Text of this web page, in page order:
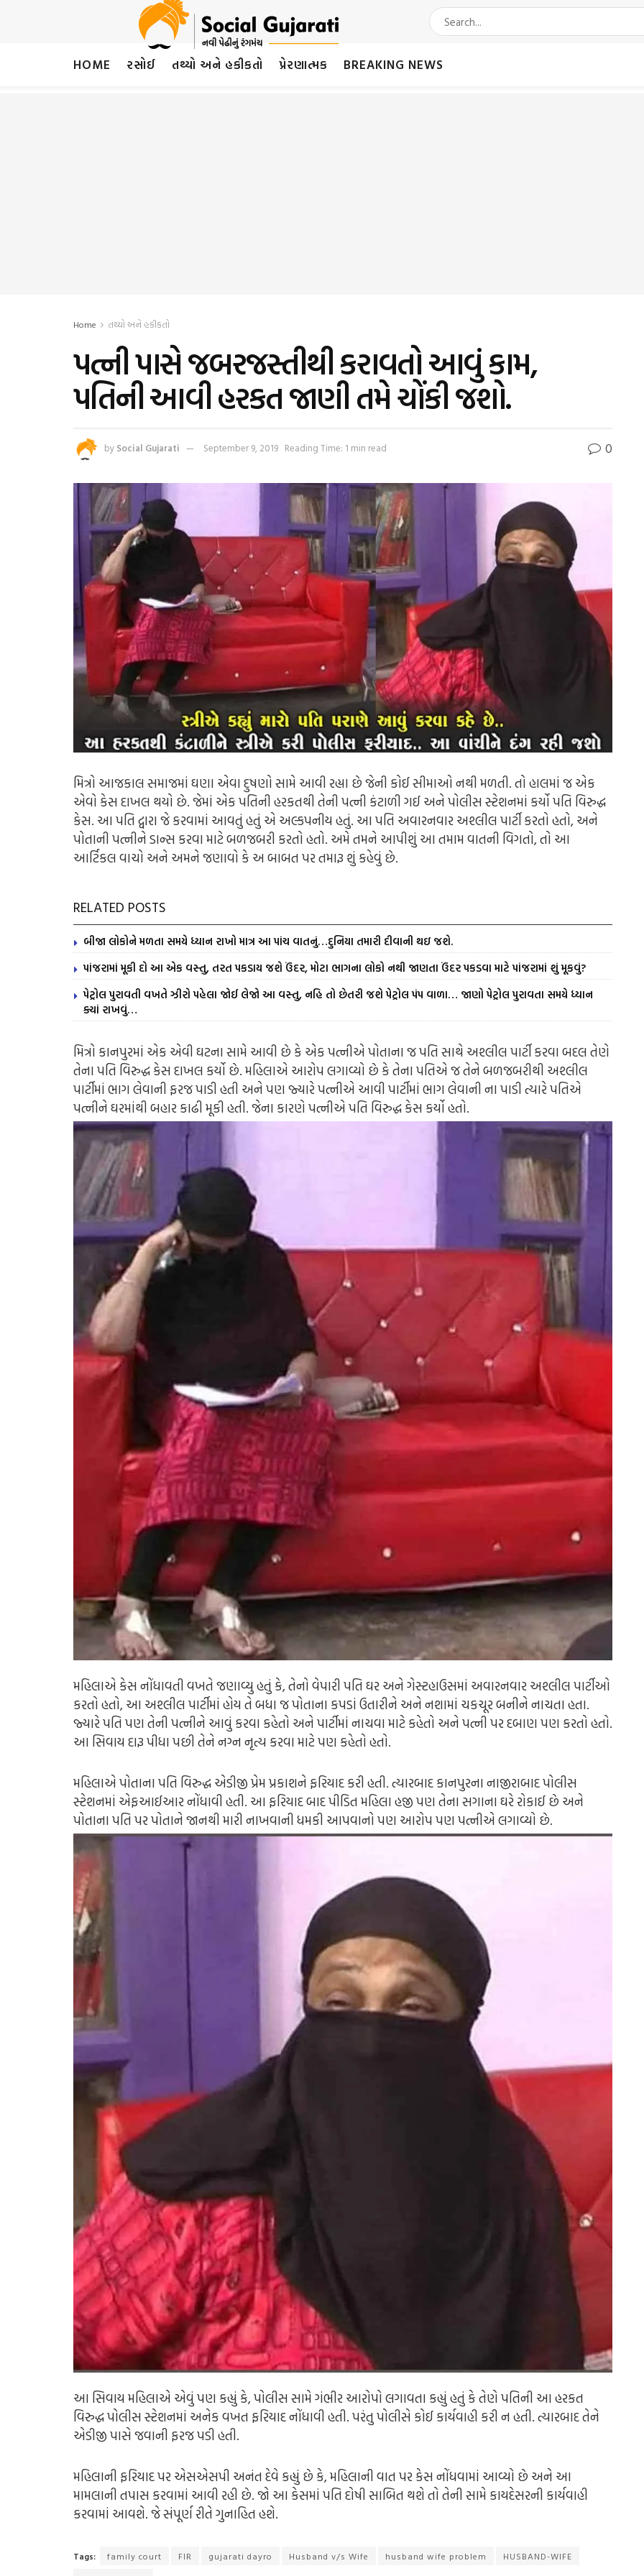
HOME રસોઈ તથ્યો અને હકીકતો પ્રેરણાત્મક BREAKING NEWS
Home તથ્યો અને હકીકતો
પત્ની પાસે જબરજસ્તીથી કરાવતો આવું કામ,
પતિની આવી હરકત જાણી તમે ચોંકી જશો.
by Social Gujarati September 9, 2019 Reading Time: 1 min read 0
મિત્રો આજકાલ સમાજમાં ઘણા એવા દુષણો સામે આવી રહ્યા છે જેની કોઈ સીમાઓ નથી મળતી. તો હાલમાં જ એક
એવો કેસ દાખલ થયો છે. જેમાં એક પતિની હરકતથી તેની પત્ની કંટાળી ગઈ અને પોલીસ સ્ટેશનમાં કર્યો પતિ વિરુદ્ધ
કેસ. આ પતિ દ્વારા જે કરવામાં આવતું હતું એ અલ્કપનીય હતું. આ પતિ અવારનવાર અશ્લીલ પાર્ટી કરતો હતો, અને
પોતાની પત્નીને ડાન્સ કરવા માટે બળજબરી કરતો હતો. અમે તમને આપીશું આ તમામ વાતની વિગતો, તો આ
આર્ટિકલ વાચો અને અમને જણાવો કે અ બાબત પર તમારૂ શું કહેવું છે.
RELATED POSTS
બીજા લોકોને મળતા સમયે ધ્યાન રાખો માત્ર આ પાંચ વાતનું…દુનિયા તમારી દીવાની થઇ જશે.
પાંજરામાં મૂકી દો આ એક વસ્તુ, તરત પકડાય જશે ઉંદર, મોટા ભાગના લોકો નથી જાણતા ઉંદર પકડવા માટે પાંજરામાં શું મૂકવું?
પેટ્રોલ પુરાવતી વખતે ઝીરો પહેલા જોઈ લેજો આ વસ્તુ, નહિ તો છેતરી જશે પેટ્રોલ પંપ વાળા… જાણો પેટ્રોલ પુરાવતા સમયે ધ્યાન
ક્યાં રાખવું…
મિત્રો કાનપુરમાં એક એવી ઘટના સામે આવી છે કે એક પત્નીએ પોતાના જ પતિ સાથે અશ્લીલ પાર્ટી કરવા બદલ તેણે
તેના પતિ વિરુદ્ધ કેસ દાખલ કર્યો છે. મહિલાએ આરોપ લગાવ્યો છે કે તેના પતિએ જ તેને બળજબરીથી અશ્લીલ
પાર્ટીમાં ભાગ લેવાની ફરજ પાડી હતી અને પણ જ્યારે પત્નીએ આવી પાર્ટીમાં ભાગ લેવાની ના પાડી ત્યારે પતિએ
પત્નીને ઘરમાંથી બહાર કાઢી મૂકી હતી. જેના કારણે પત્નીએ પતિ વિરુદ્ધ કેસ કર્યો હતો.
મહિલાએ કેસ નોંધાવતી વખતે જણાવ્યુ હતું કે, તેનો વેપારી પતિ ઘર અને ગેસ્ટહાઉસમાં અવારનવાર અશ્લીલ પાર્ટીઓ
કરતો હતો, આ અશ્લીલ પાર્ટીમાં હોય તે બધા જ પોતાના કપડાં ઉતારીને અને નશામાં ચકચૂર બનીને નાચતા હતા.
જ્યારે પતિ પણ તેની પત્નીને આવું કરવા કહેતો અને પાર્ટીમાં નાચવા માટે કહેતો અને પત્ની પર દબાણ પણ કરતો હતો.
આ સિવાય દારૂ પીધા પછી તેને નગ્ન નૃત્ય કરવા માટે પણ કહેતો હતો.
મહિલાએ પોતાના પતિ વિરુદ્ધ એડીજી પ્રેમ પ્રકાશને ફરિયાદ કરી હતી. ત્યારબાદ કાનપુરના નાજીરાબાદ પોલીસ
સ્ટેશનમાં એફઆઈઆર નોંધાવી હતી. આ ફરિયાદ બાદ પીડિત મહિલા હજી પણ તેના સગાના ઘરે રોકાઈ છે અને
પોતાના પતિ પર પોતાને જાનથી મારી નાખવાની ધમકી આપવાનો પણ આરોપ પણ પત્નીએ લગાવ્યો છે.
આ સિવાય મહિલાએ એવું પણ કહ્યું કે, પોલીસ સામે ગંભીર આરોપો લગાવતા કહ્યું હતું કે તેણે પતિની આ હરકત
વિરુદ્ધ પોલીસ સ્ટેશનમાં અનેક વખત ફરિયાદ નોંધાવી હતી. પરંતુ પોલીસે કોઈ કાર્યવાહી કરી ન હતી. ત્યારબાદ તેને
એડીજી પાસે જવાની ફરજ પડી હતી.
મહિલાની ફરિયાદ પર એસએસપી અનંત દેવે કહ્યું છે કે, મહિલાની વાત પર કેસ નોંધવામાં આવ્યો છે અને આ
મામલાની તપાસ કરવામાં આવી રહી છે. જો આ કેસમાં પતિ દોષી સાબિત થશે તો તેની સામે કાયદેસરની કાર્યવાહી
કરવામાં આવશે. જે સંપૂર્ણ રીતે ગુનાહિત હશે.
Tags: family court FIR gujarati dayro Husband v/s Wife husband wife problem
HUSBAND-WIFE